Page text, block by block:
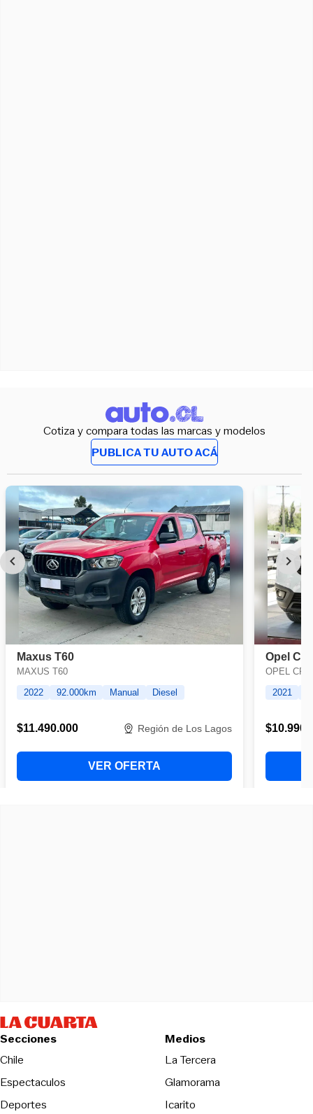
Cotiza y compara todas las marcas y modelos
PUBLICA TU AUTO ACÁ
Secciones
Chile
Espectaculos
Deportes
Medios
La TerceraOpens in new
Glamorama
Icarito